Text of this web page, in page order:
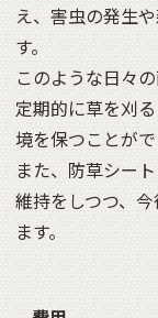
え、害虫の発生
す。
このような日々
定期的に草を刈
境を保つことがで
また、防草シー
維持をしつつ、
ます。